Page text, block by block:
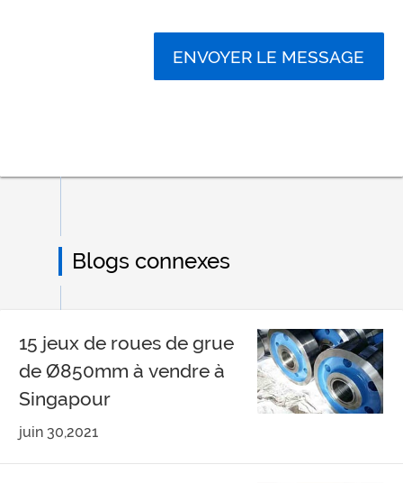
ENVOYER LE MESSAGE
Blogs connexes
15 jeux de roues de grue
de Ø850mm à vendre à
Singapour
juin 30,2021